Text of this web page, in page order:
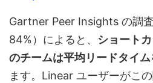
Gartner Peer Insights の調
84%）によると、 ショート
のチームは平均リードタイ
ます。Linear ユーザーがこ